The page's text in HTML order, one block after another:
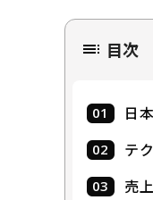
目次
日
テ
売